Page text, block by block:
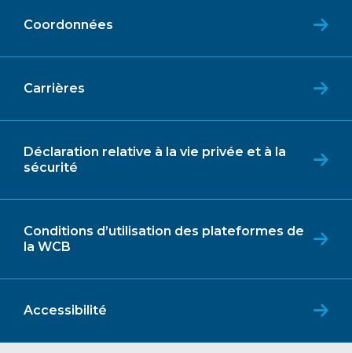
Coordonnées
Carrières
Déclaration relative à la vie privée et à la
sécurité
Conditions d’utilisation des plateformes de
la WCB
Accessibilité